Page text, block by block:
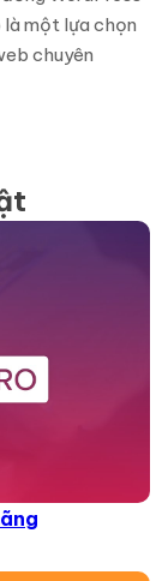
là một lựa chọn
chuyên